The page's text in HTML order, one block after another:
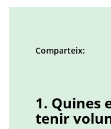
Comparteix:
1. Quines
tenir